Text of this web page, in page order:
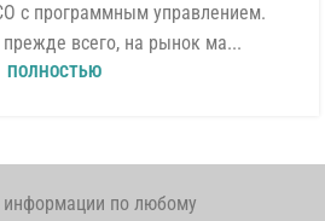
с программным управлением.
всего, на рынок ма...
ПОЛНОСТЬЮ
по любому